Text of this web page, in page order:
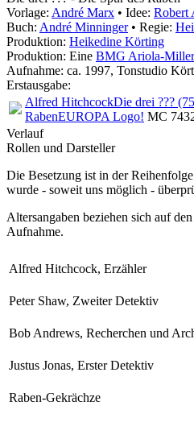
Vorlage: André Marx • Idee: Robert
Buch: André Minninger• Regie:
Produktion: Heikedine Körting
Produktion: Eine BMG Ariola-Miller
Aufnahme: ca. 1997, Tonstudio
Erstausgabe:
Alfred HitchcockDie drei ???
RabenEUROPA Logo! MC
Verlauf
Rollen und Darsteller
Die Besetzung ist in der
wurde - soweit uns möglich -
Altersangaben beziehen sich auf
Aufnahme.
Alfred Hitchcock, Erzähler
Peter Shaw, Zweiter Detektiv
Bob Andrews, Recherchen und
Justus Jonas, Erster Detektiv
Raben-Gekrächze